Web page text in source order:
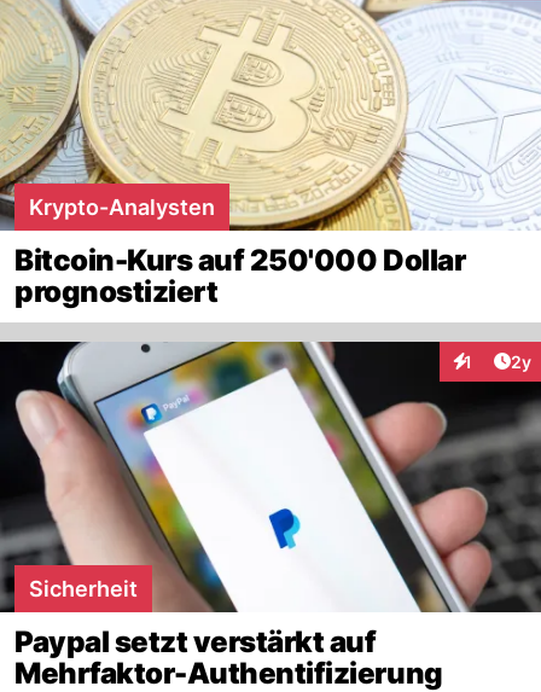
Krypto-Analysten
Bitcoin-Kurs auf 250'000 Dollar
prognostiziert
1 2y
Sicherheit
Paypal setzt verstärkt auf
Mehrfaktor-Authentifizierung